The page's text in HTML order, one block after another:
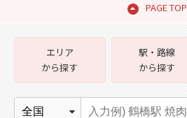
PAGE TOP
エリア
から探す
駅・路線
から探す